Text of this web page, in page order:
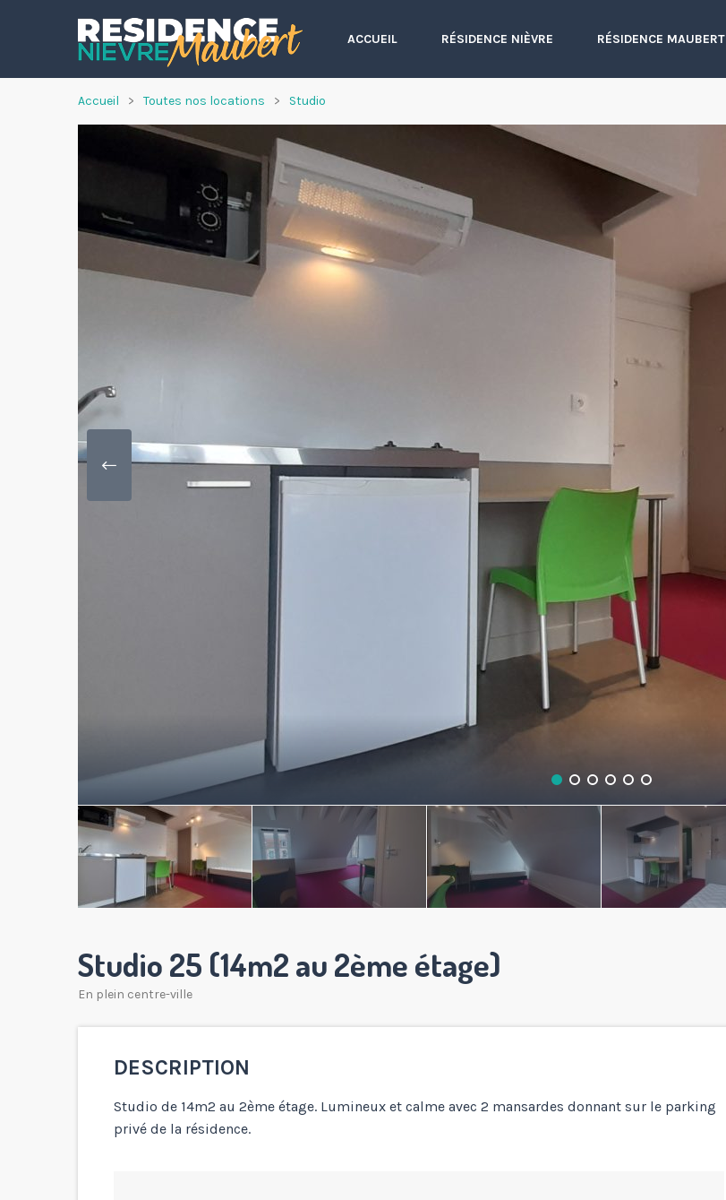
ACCUEIL RÉSIDENCE NIÈVRE RÉSIDENCE MAUBERT
Accueil Toutes nos locations Studio
Studio 25 (14m2 au 2ème étage)
En plein centre-ville
DESCRIPTION
Studio de 14m2 au 2ème étage. Lumineux et calme avec 2 mansardes donnant sur le parking
privé de la résidence.